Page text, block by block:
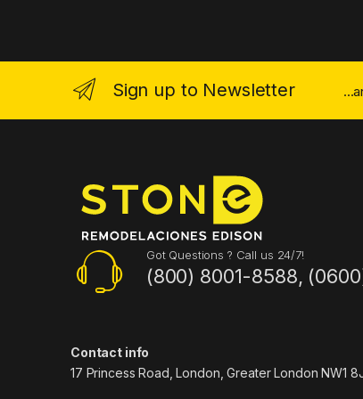
Sign up to Newsletter
Got Questions ? Call us 24/7!
(800) 8001-8588,
Contact info
17 Princess Road, London, Greater London NW1